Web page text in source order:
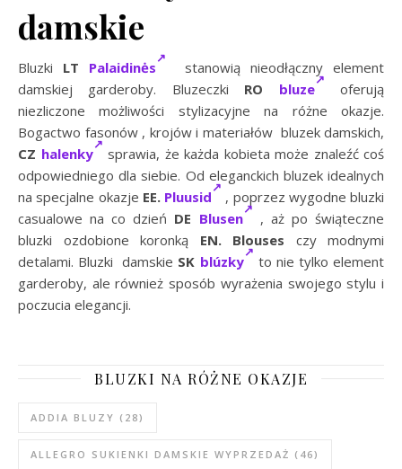
damskie
Bluzki LT Palaidinės
stanowią nieodłączny element
damskiej garderoby. Bluzeczki RO bluze
oferują
niezliczone możliwości stylizacyjne na różne okazje.
Bogactwo fasonów , krojów i materiałów bluzek damskich,
CZ halenky
sprawia, że każda kobieta może znaleźć coś
odpowiedniego dla siebie. Od eleganckich bluzek idealnych
na specjalne okazje EE. Pluusid
, poprzez wygodne bluzki
casualowe na co dzień DE Blusen
, aż po świąteczne
bluzki ozdobione koronką EN. Blouses
czy modnymi
detalami. Bluzki damskie SK blúzky
to nie tylko element
garderoby, ale również sposób wyrażenia swojego stylu i
poczucia elegancji.
BLUZKI NA RÓŻNE OKAZJE
ADDIA BLUZY (28)
ALLEGRO SUKIENKI DAMSKIE WYPRZEDAŻ (46)